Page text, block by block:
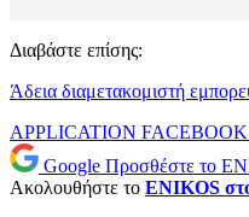
Διαβάστε επίσης:
Άδεια διαμετακομιστή
APPLICATION FACEBOOK
Google Προσθέστε το
Ακολουθήστε το ENIKOS